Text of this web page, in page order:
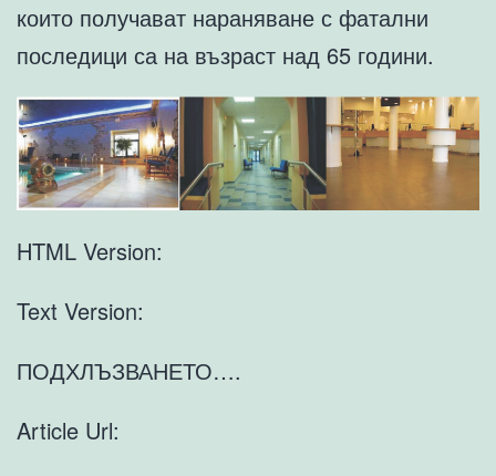
които получават нараняване с фатални
последици са на възраст над 65 години.
HTML Version:
Text Version:
ПОДХЛЪЗВАНЕТО….
Article Url: